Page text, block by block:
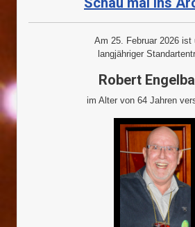
Am 25. Februar 2026 ist
langjähriger
Robert
im Alter von 64 Jahren